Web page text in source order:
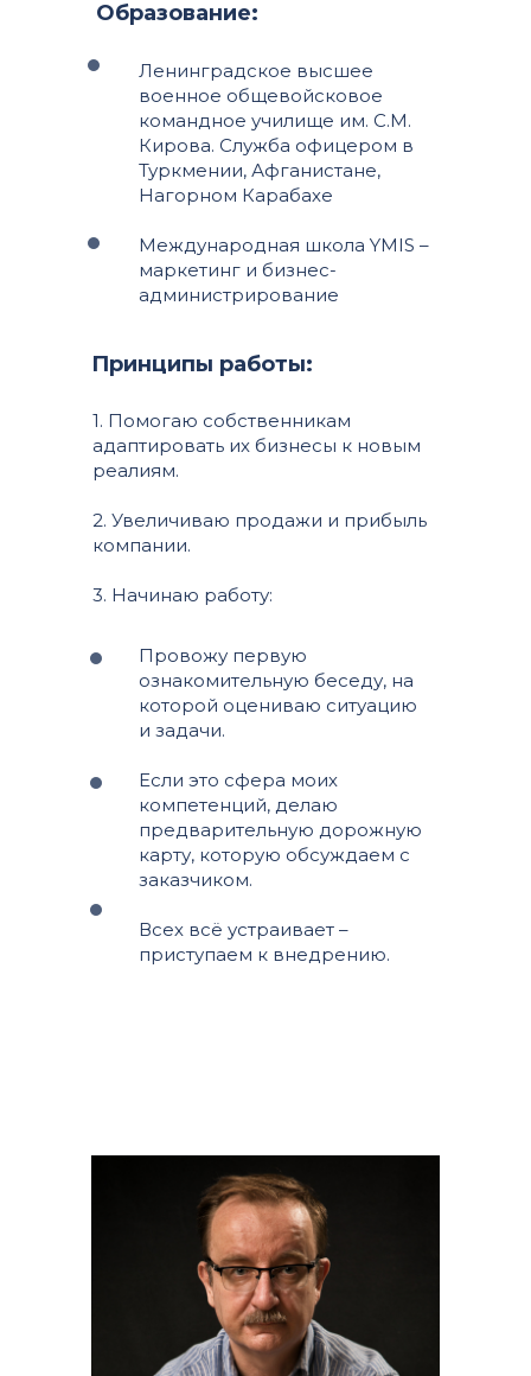
Принципы работы:
1. Помогаю собственникам
адаптировать их бизнесы к новым
реалиям.
2. Увеличиваю продажи и прибыль
компании.
3. Начинаю работу:
Образование:
Ленинградское высшее
военное общевойсковое
командное училище им. С.М.
Кирова. Служба офицером в
Туркмении, Афганистане,
Нагорном Карабахе
Международная школа YMIS –
маркетинг и бизнес-
администрирование
Провожу первую
ознакомительную беседу, на
которой оцениваю ситуацию
и задачи.
Если это сфера моих
компетенций, делаю
предварительную дорожную
карту, которую обсуждаем с
заказчиком.
Всех всё устраивает –
приступаем к внедрению.